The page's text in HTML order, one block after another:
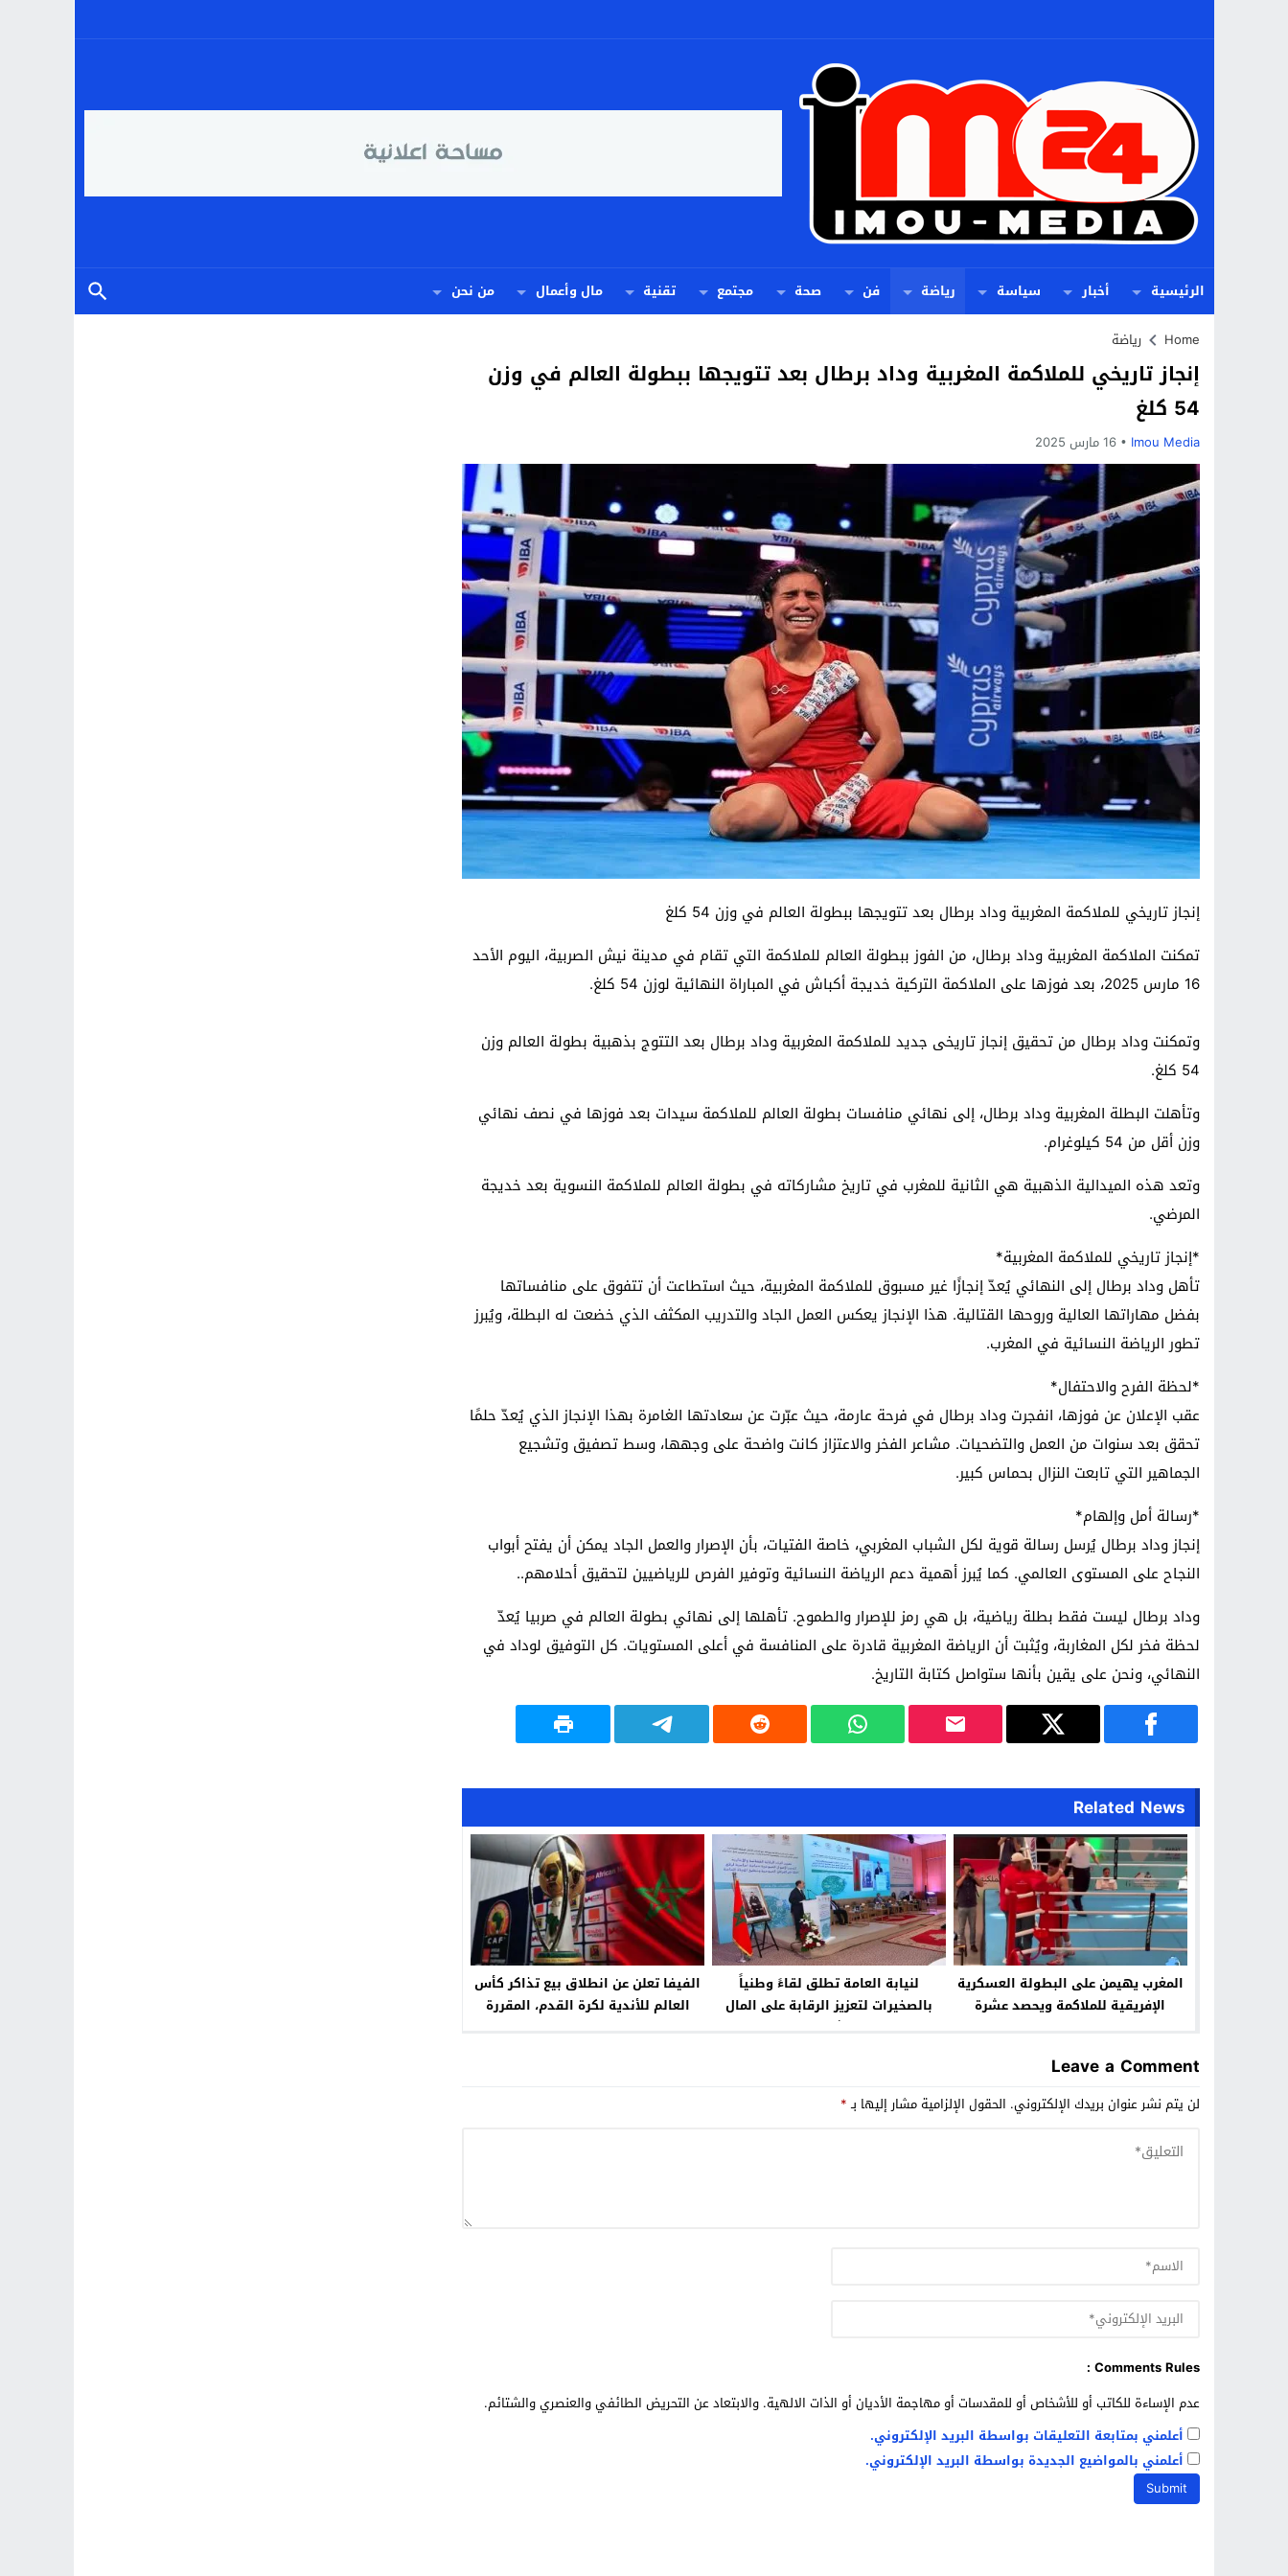
الرئيسية أخبار سياسة رياضة فن صحة مجتمع تقنية مال وأعمال من نحن
Home رياضة
إنجاز تاريخي للملاكمة المغربية وداد برطال بعد تتويجها ببطولة العالم في وزن
54 كلغ
Imou Media 16 مارس 2025
إنجاز تاريخي للملاكمة المغربية وداد برطال بعد تتويجها ببطولة العالم في وزن 54 كلغ
تمكنت الملاكمة المغربية وداد برطال، من الفوز ببطولة العالم للملاكمة التي تقام في مدينة نيش الصربية، اليوم الأحد
16 مارس 2025، بعد فوزها على الملاكمة التركية خديجة أكباش في المباراة النهائية لوزن 54 كلغ.
وتمكنت وداد برطال من تحقيق إنجاز تاريخى جديد للملاكمة المغربية وداد برطال بعد التتوج بذهبية بطولة العالم وزن
54 كلغ.
وتأهلت البطلة المغربية وداد برطال، إلى نهائي منافسات بطولة العالم للملاكمة سيدات بعد فوزها في نصف نهائي
وزن أقل من 54 كيلوغرام.
وتعد هذه الميدالية الذهبية هي الثانية للمغرب في تاريخ مشاركاته في بطولة العالم للملاكمة النسوية بعد خديجة
المرضي.
*إنجاز تاريخي للملاكمة المغربية*
تأهل وداد برطال إلى النهائي يُعدّ إنجازًا غير مسبوق للملاكمة المغربية، حيث استطاعت أن تتفوق على منافساتها
بفضل مهاراتها العالية وروحها القتالية. هذا الإنجاز يعكس العمل الجاد والتدريب المكثف الذي خضعت له البطلة، ويُبرز
تطور الرياضة النسائية في المغرب.
*لحظة الفرح والاحتفال*
عقب الإعلان عن فوزها، انفجرت وداد برطال في فرحة عارمة، حيث عبّرت عن سعادتها الغامرة بهذا الإنجاز الذي يُعدّ حلمًا
تحقق بعد سنوات من العمل والتضحيات. مشاعر الفخر والاعتزاز كانت واضحة على وجهها، وسط تصفيق وتشجيع
الجماهير التي تابعت النزال بحماس كبير.
*رسالة أمل وإلهام*
إنجاز وداد برطال يُرسل رسالة قوية لكل الشباب المغربي، خاصة الفتيات، بأن الإصرار والعمل الجاد يمكن أن يفتح أبواب
النجاح على المستوى العالمي. كما يُبرز أهمية دعم الرياضة النسائية وتوفير الفرص للرياضيين لتحقيق أحلامهم..
وداد برطال ليست فقط بطلة رياضية، بل هي رمز للإصرار والطموح. تأهلها إلى نهائي بطولة العالم في صربيا يُعدّ
لحظة فخر لكل المغاربة، ويُثبت أن الرياضة المغربية قادرة على المنافسة في أعلى المستويات. كل التوفيق لوداد في
النهائي، ونحن على يقين بأنها ستواصل كتابة التاريخ.
Related News
المغرب يهيمن على البطولة العسكرية
الإفريقية للملاكمة ويحصد عشرة
لنيابة العامة تطلق لقاءً وطنياً
بالصخيرات لتعزيز الرقابة على المال
العام وترسيخ الثقة في المؤسسات
الفيفا تعلن عن انطلاق بيع تذاكر كأس
العالم للأندية لكرة القدم، المقررة
Leave a Comment
لن يتم نشر عنوان بريدك الإلكتروني. الحقول الإلزامية مشار إليها بـ*
Comments Rules :
عدم الإساءة للكاتب أو للأشخاص أو للمقدسات أو مهاجمة الأديان أو الذات الالهية. والابتعاد عن التحريض الطائفي والعنصري والشتائم.
أعلمني بمتابعة التعليقات بواسطة البريد الإلكتروني.
أعلمني بالمواضيع الجديدة بواسطة البريد الإلكتروني.